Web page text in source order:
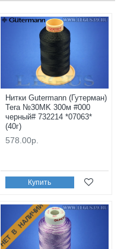
Нитки Gutermann (Гутерман)
Tera №30MK 300м #000
черный# 732214 *07063*
(40г)
578.00р.
Купить
НЕТ В НАЛИЧИИ